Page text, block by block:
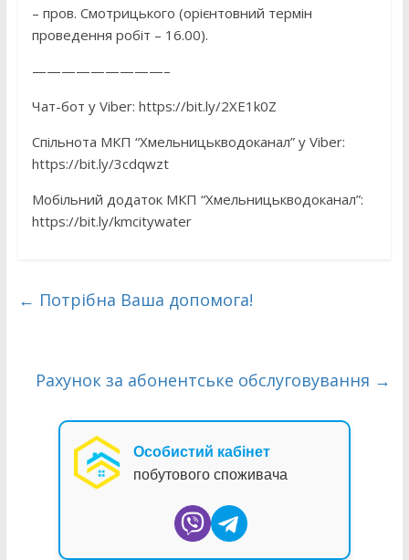
– пров. Смотрицького (орієнтовний термін
проведення робіт – 16.00).
—————————–
Чат-бот у Viber: https://bit.ly/2XE1k0Z
Спільнота МКП “Хмельницькводоканал” у Viber:
https://bit.ly/3cdqwzt
Мобільний додаток МКП “Хмельницькводоканал”:
https://bit.ly/kmcitywater
← Потрібна Ваша допомога!
Рахунок за абонентське обслуговування →
Особистий кабінет
побутового споживача